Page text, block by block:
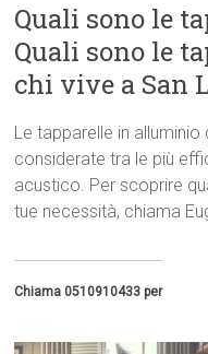
Quali sono le
Quali sono le
chi vive a San
Le tapparelle in
considerate tra le più
acustico. Per scoprire
tue necessità, chiama
Chiama 0510910433 per